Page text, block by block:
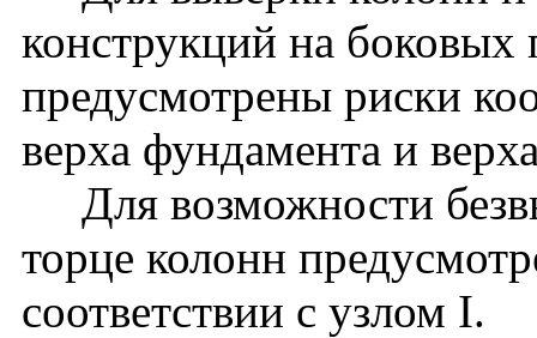
конструкций на боковых
предусмотрены риски
верха фундамента и
Для возможности
торце колонн
соответствии с узлом I.